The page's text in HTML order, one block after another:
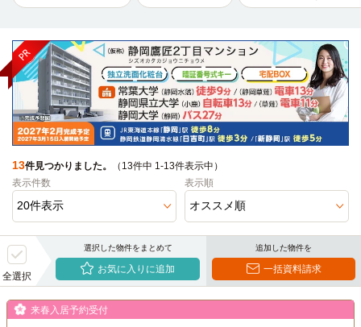
13件見つかりました。
（13件中 1-13件表示中）
表示件数
表示順
全選択
選択した物件をまとめて
お気に入りに追加
追加した物件を
一括資料請求
来春入居予約受付